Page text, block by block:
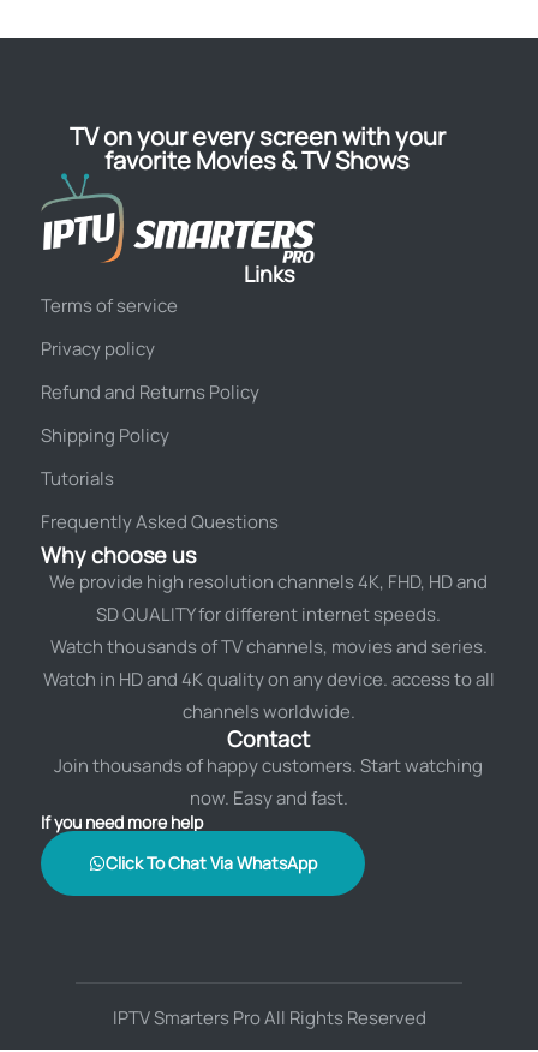
TV on your every screen with your
favorite Movies & TV Shows
Links
Terms of service
Privacy policy
Refund and Returns Policy
Shipping Policy
Tutorials
Frequently Asked Questions
Why choose us
We provide high resolution channels 4K, FHD, HD and
SD QUALITY for different internet speeds.
Watch thousands of TV channels, movies and series.
Watch in HD and 4K quality on any device. access to all
channels worldwide.
Contact
Join thousands of happy customers. Start watching
now. Easy and fast.
If you need more help
Click To Chat Via WhatsApp
IPTV Smarters Pro All Rights Reserved